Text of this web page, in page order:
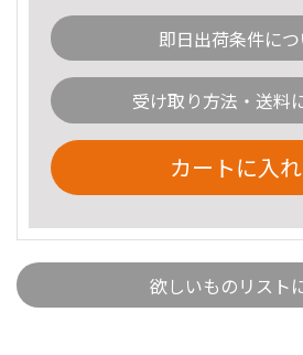
即日出荷条件に
受け取り方法・送料
カートに入
欲しいものリスト